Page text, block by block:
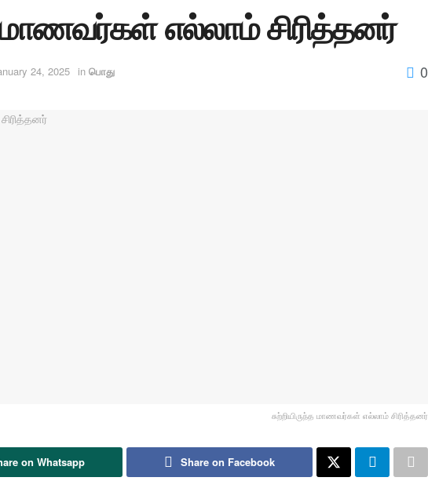
மாணவர்கள் எல்லாம் சிரித்தனர்
24, 2025 in பொது 0
சுற்றியிருந்த மாணவர்கள் எல்லாம் சிரித்தனர்
on Whatsapp Share on Facebook